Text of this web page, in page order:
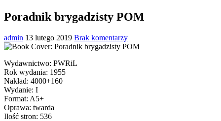
Poradnik brygadzisty POM
admin 13 lutego 2019 Brak komentarzy
Wydawnictwo: PWRiL
Rok wydania: 1955
Nakład: 4000+160
Wydanie: I
Format: A5+
Oprawa: twarda
Ilość stron: 536